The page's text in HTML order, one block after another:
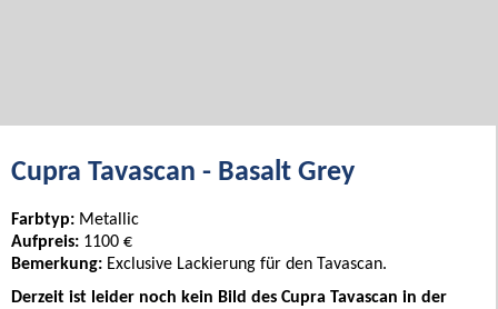
Cupra Tavascan - Basalt Grey
Farbtyp: Metallic
Aufpreis: 1100 €
Bemerkung: Exclusive Lackierung für den Tavascan.
Derzeit ist leider noch kein Bild des Cupra Tavascan in der